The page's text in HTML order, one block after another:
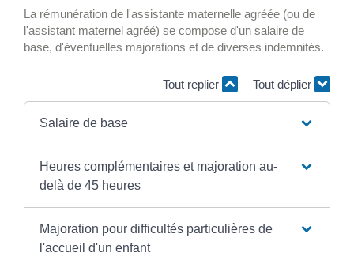
La rémunération de l'assistante maternelle agréée (ou de
l'assistant maternel agréé) se compose d'un salaire de
base, d'éventuelles majorations et de diverses indemnités.
Tout replier Tout déplier
Salaire de base
Heures complémentaires et majoration au-
delà de 45 heures
Majoration pour difficultés particulières de
l'accueil d'un enfant